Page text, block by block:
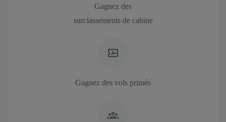
Gagnez des
surclassements de cabine
Gagnez des vols primés